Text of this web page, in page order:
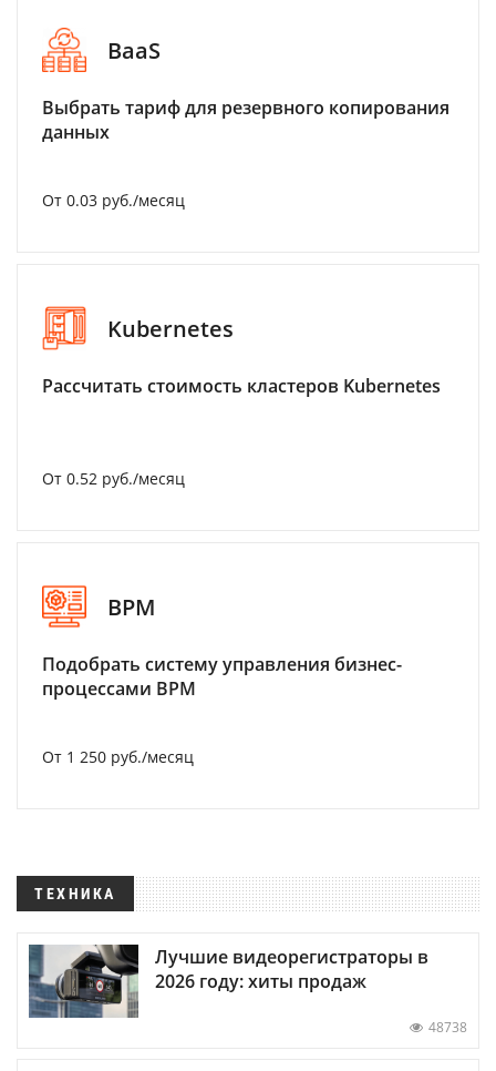
BaaS
Выбрать тариф для резервного копирования
данных
От 0.03 руб./месяц
Kubernetes
Рассчитать стоимость кластеров Kubernetes
От 0.52 руб./месяц
BPM
Подобрать систему управления бизнес-
процессами BPM
От 1 250 руб./месяц
ТЕХНИКА
Лучшие видеорегистраторы в
2026 году: хиты продаж
48738